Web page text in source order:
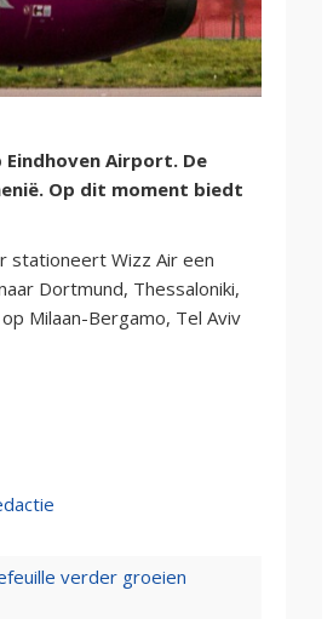
Eindhoven Airport. De
Op dit moment biedt
stationeert Wizz Air een
Dortmund, Thessaloniki,
Milaan-Bergamo, Tel Aviv
verder groeien